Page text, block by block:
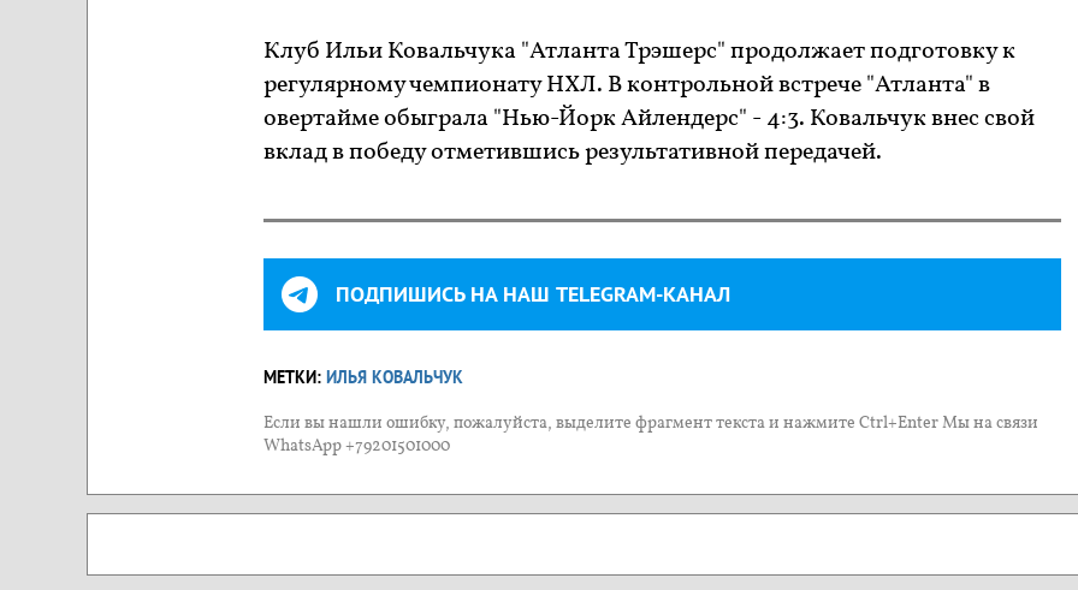
Клуб Ильи Ковальчука "Атланта Трэшерс" продолжает подготовку к
регулярному чемпионату НХЛ. В контрольной встрече "Атланта" в
овертайме обыграла "Нью-Йорк Айлендерс" - 4:3. Ковальчук внес свой
вклад в победу отметившись результативной передачей.
ПОДПИШИСЬ НА НАШ TELEGRAM-КАНАЛ
МЕТКИ: ИЛЬЯ КОВАЛЬЧУК
Если вы нашли ошибку, пожалуйста, выделите фрагмент текста и нажмите Ctrl+Enter Мы на связи
WhatsApp +79201501000